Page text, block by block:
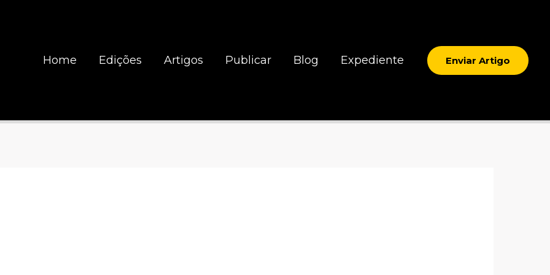
Home Edições Artigos Publicar Blog Expediente Enviar Artigo